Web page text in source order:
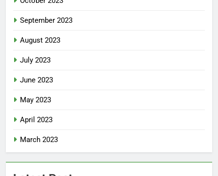
September 2023
August 2023
July 2023
June 2023
May 2023
April 2023
March 2023